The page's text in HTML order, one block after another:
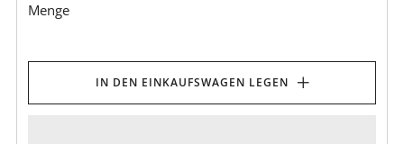
Menge
IN DEN EINKAUFSWAGEN LEGEN